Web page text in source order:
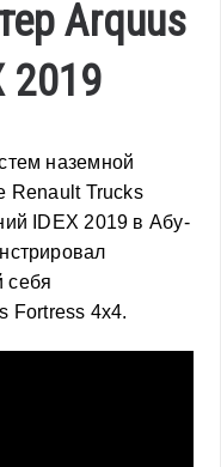
Arquus
2019
наземной
Renault Trucks
IDEX 2019 в Абу-
себя
Fortress 4х4.